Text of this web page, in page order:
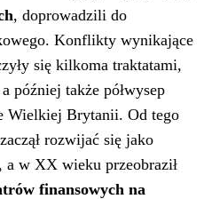
, doprowadzili do
Konflikty wynikające
się kilkoma traktatami,
później także półwysep
Wielkiej Brytanii. Od tego
rozwijać się jako
a w XX wieku przeobraził
finansowych na